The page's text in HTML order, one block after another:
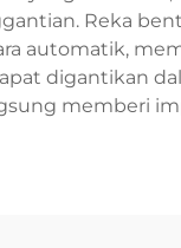
Reka
automatik,
digantikan
memberi